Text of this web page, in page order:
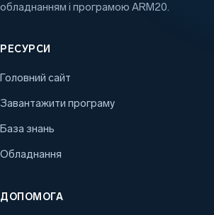
обладнанням і програмою ARM20.
РЕСУРСИ
Головний сайт
Завантажити програму
База знань
Обладнання
ДОПОМОГА